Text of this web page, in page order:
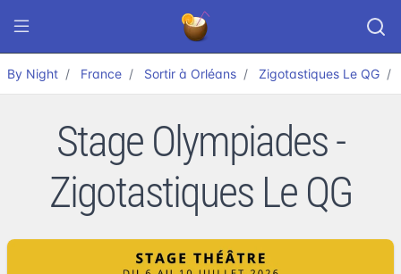
By Night France Sortir à Orléans Zigotastiques Le QG
Stage Olympiades -
Zigotastiques Le QG